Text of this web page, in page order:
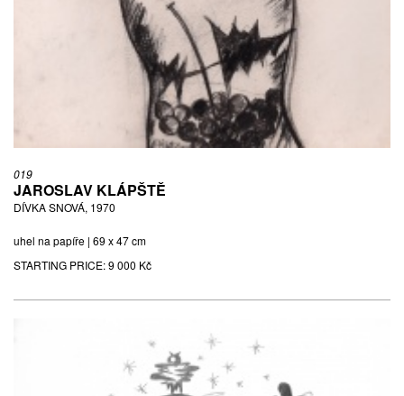
019
JAROSLAV KLÁPŠTĚ
DÍVKA SNOVÁ, 1970
uhel na papíře | 69 x 47 cm
STARTING PRICE:9 000 Kč